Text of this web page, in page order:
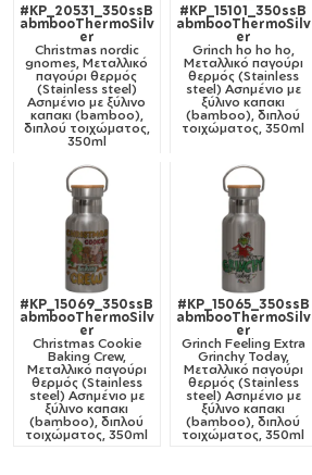
#KP_20531_350ssB
abmbooThermoSilv
er
Christmas nordic
gnomes, Μεταλλικό
παγούρι θερμός
(Stainless steel)
Ασημένιο με ξύλινο
καπακι (bamboo),
διπλού τοιχώματος,
350ml
#KP_15101_350ssB
abmbooThermoSilv
er
Grinch ho ho ho,
Μεταλλικό παγούρι
θερμός (Stainless
steel) Ασημένιο με
ξύλινο καπακι
(bamboo), διπλού
τοιχώματος, 350ml
#KP_15069_350ssB
abmbooThermoSilv
er
Christmas Cookie
Baking Crew,
Μεταλλικό παγούρι
θερμός (Stainless
steel) Ασημένιο με
ξύλινο καπακι
(bamboo), διπλού
τοιχώματος, 350ml
#KP_15065_350ssB
abmbooThermoSilv
er
Grinch Feeling Extra
Grinchy Today,
Μεταλλικό παγούρι
θερμός (Stainless
steel) Ασημένιο με
ξύλινο καπακι
(bamboo), διπλού
τοιχώματος, 350ml